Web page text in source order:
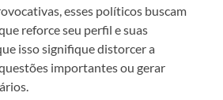
esses políticos buscam
reforce seu perfil e suas
isso signifique distorcer a
importantes ou gerar